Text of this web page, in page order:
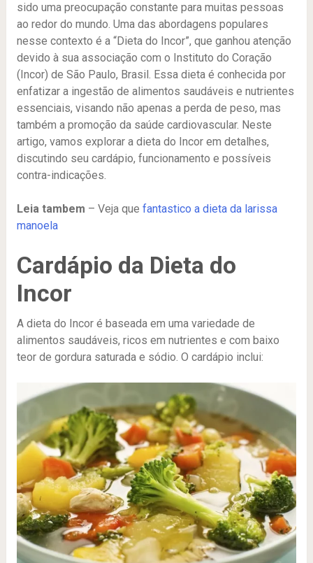
sido uma preocupação constante para muitas pessoas
ao redor do mundo. Uma das abordagens populares
nesse contexto é a “Dieta do Incor”, que ganhou atenção
devido à sua associação com o Instituto do Coração
(Incor) de São Paulo, Brasil. Essa dieta é conhecida por
enfatizar a ingestão de alimentos saudáveis e nutrientes
essenciais, visando não apenas a perda de peso, mas
também a promoção da saúde cardiovascular. Neste
artigo, vamos explorar a dieta do Incor em detalhes,
discutindo seu cardápio, funcionamento e possíveis
contra-indicações.
Leia tambem – Veja que fantastico a dieta da larissa
manoela
Cardápio da Dieta do
Incor
A dieta do Incor é baseada em uma variedade de
alimentos saudáveis, ricos em nutrientes e com baixo
teor de gordura saturada e sódio. O cardápio inclui: